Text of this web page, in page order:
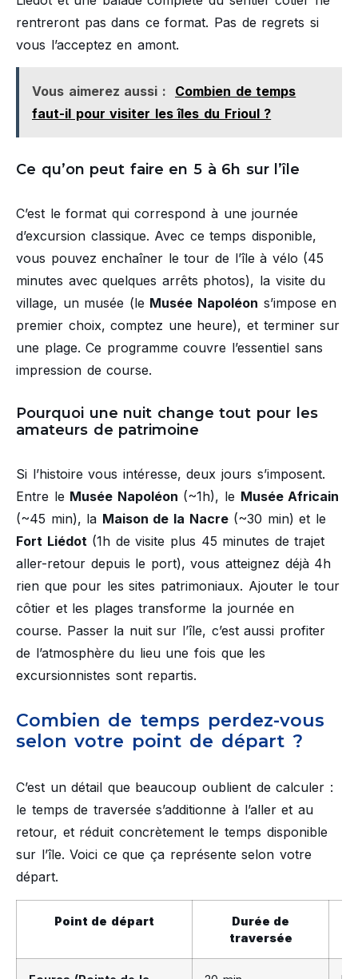
rentreront pas dans ce format. Pas de regrets si
vous l’acceptez en amont.
Vous aimerez aussi :
Combien de temps
faut-il pour visiter les îles du Frioul ?
Ce qu’on peut faire en 5 à 6h sur l’île
C’est le format qui correspond à une journée
d’excursion classique. Avec ce temps disponible,
vous pouvez enchaîner le tour de l’île à vélo (45
minutes avec quelques arrêts photos), la visite du
village, un musée (le Musée Napoléon s’impose en
premier choix, comptez une heure), et terminer sur
une plage. Ce programme couvre l’essentiel sans
impression de course.
Pourquoi une nuit change tout pour les
amateurs de patrimoine
Si l’histoire vous intéresse, deux jours s’imposent.
Entre le Musée Napoléon (~1h), le Musée Africain
(~45 min), la Maison de la Nacre(~30 min) et le
Fort Liédot(1h de visite plus 45 minutes de trajet
aller-retour depuis le port), vous atteignez déjà 4h
rien que pour les sites patrimoniaux. Ajouter le tour
côtier et les plages transforme la journée en
course. Passer la nuit sur l’île, c’est aussi profiter
de l’atmosphère du lieu une fois que les
excursionnistes sont repartis.
Combien de temps perdez-vous
selon votre point de départ ?
C’est un détail que beaucoup oublient de calculer :
le temps de traversée s’additionne à l’aller et au
retour, et réduit concrètement le temps disponible
sur l’île. Voici ce que ça représente selon votre
départ.
Point de départ
Durée de
traversée